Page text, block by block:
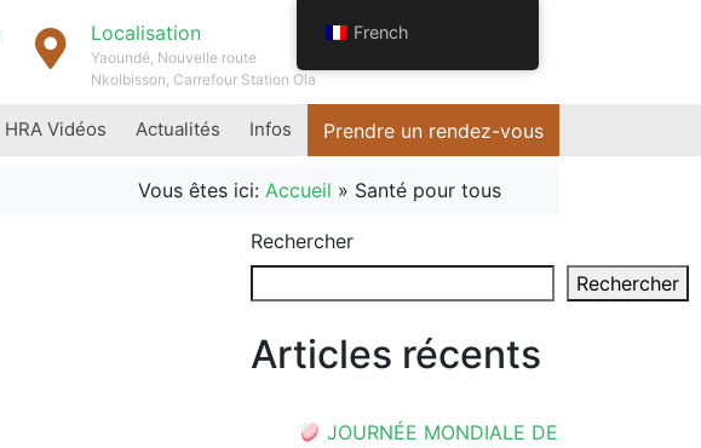
Localisation
Yaoundé, Nouvelle route
Nkolbisson, Carrefour Station Ola
HRA Vidéos Actualités Infos Prendre un rendez-vous
Vous êtes ici: Accueil » Santé pour tous
Rechercher
Rechercher
Articles récents
JOURNÉE MONDIALE DE
French